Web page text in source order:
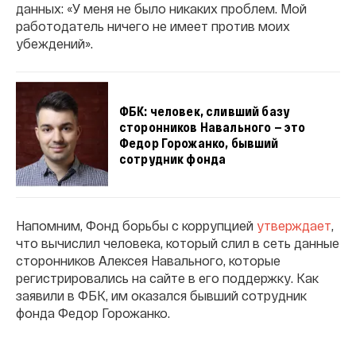
данных: «У меня не было никаких проблем. Мой
работодатель ничего не имеет против моих
убеждений».
ФБК: человек, сливший базу
сторонников Навального — это
Федор Горожанко, бывший
сотрудник фонда
Напомним, Фонд борьбы с коррупцией утверждает,
что вычислил человека, который слил в сеть данные
сторонников Алексея Навального, которые
регистрировались на сайте в его поддержку. Как
заявили в ФБК, им оказался бывший сотрудник
фонда Федор Горожанко.